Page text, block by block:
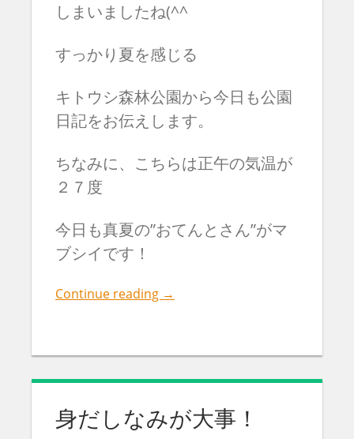
しまいましたね(^^ゞ
すっかり夏を感じる
キトウシ森林公園から今日も公園
日記をお伝えします。
ちなみに、こちらは正午の気温が
２７度
今日も真夏の”おてんとさん”がマ
ブシイです！
Continue reading →
身だしなみが大事！